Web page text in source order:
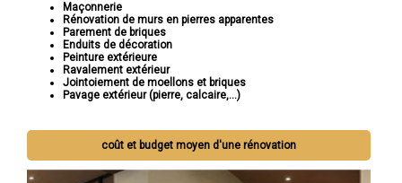
Maçonnerie
Rénovation de murs en pierres apparentes
Parement de briques
Enduits de décoration
Peinture extérieure
Ravalement extérieur
Jointoiement de moellons et briques
Pavage extérieur (pierre, calcaire,...)
coût et budget moyen d'une rénovation